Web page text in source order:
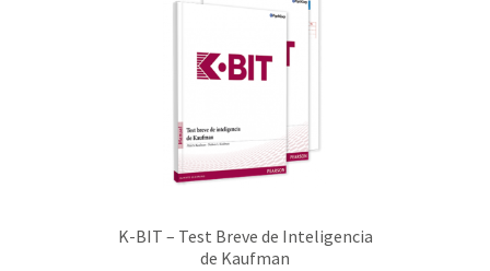
K-BIT – Test Breve de Inteligencia
de Kaufman